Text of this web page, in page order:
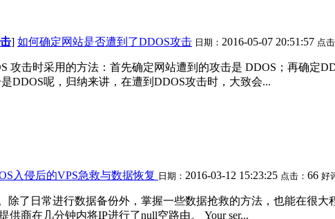
] 如何确定网站是否遭到了DDOS攻击 日期： 2016-05-07 20:51:57 点击
攻击时采用的方法：首先确定网站遭到的攻击是 DDOS；再确定
DDOS呢，归纳来讲，在遭到DDOS攻击时，大致会...
入侵后的VPS急救与数据恢复 日期： 2016-03-12 15:23:25 点击： 66 好
除了日常进行数据备份外，掌握一些数据抢救的方法，也能在很
供商在几分钟内将IP进行了null空路由。 Your ser...